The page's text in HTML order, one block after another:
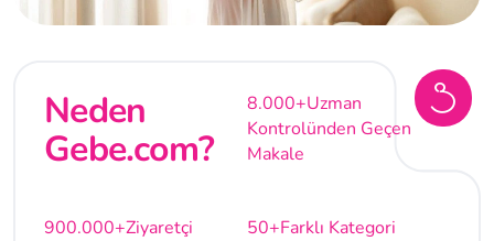
Neden
Gebe.com?
8.000+Uzman
Kontrolünden Geçen
Makale
900.000+Ziyaretçi 50+Farklı Kategori